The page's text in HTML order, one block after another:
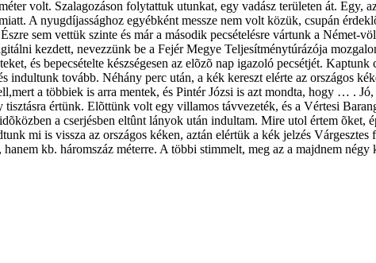
volt. Szalagozáson folytattuk utunkat, egy vadász területen át. Egy,
A nyugdíjassághoz egyébként messze nem volt közük, csupán
sem vettük szinte és már a második pecsételésre vártunk a Német-
kezdett, nevezzünk be a Fejér Megye Teljesítménytúrázója
és bepecsételte készségesen az elõzõ nap igazoló pecsétjét.
indultunk tovább. Néhány perc után, a kék kereszt elérte az országos
a többiek is arra mentek, és Pintér Józsi is azt mondta, hogy … .
értünk. Elõttünk volt egy villamos távvezeték, és a Vértesi
a cserjésben eltûnt lányok után indultam. Mire utol értem õket,
mi is vissza az országos kéken, aztán elértük a kék jelzés Várgesztes
kb. háromszáz méterre. A többi stimmelt, meg az a majdnem